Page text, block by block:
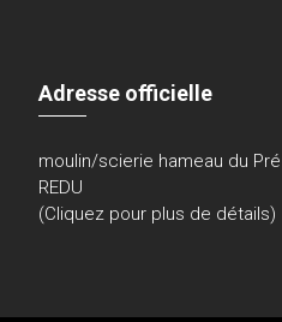
Adresse officielle
moulin/scierie hameau du
REDU
(Cliquez pour plus de détails)